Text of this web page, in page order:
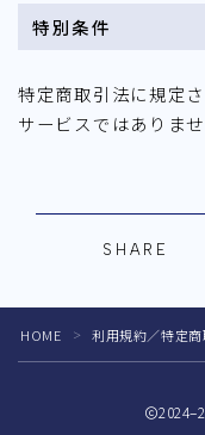
特別条件
特定商取引法に規定
サービスではありませ
SHARE
HOME ＞ 利用規約／特定